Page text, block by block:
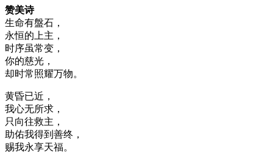
赞美诗
生命有盤石，
永恒的上主，
时序虽常变，
你的慈光，
却时常照耀万物。
黄昏已近，
我心无所求，
只向往救主，
助佑我得到善终，
赐我永享天福。